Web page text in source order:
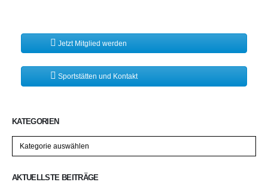
Jetzt Mitglied werden
Sportstätten und Kontakt
KATEGORIEN
AKTUELLSTE BEITRÄGE